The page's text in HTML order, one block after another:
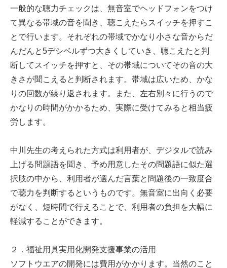
一般的な聴力チェックは、無音室でヘッドフォンをつけ
て異なる帯域の音を聞き、聴こえたらスイッチを押すこ
とで行います。それぞれの帯域でかなり小さな音からだ
んだんと5デシベルずつ大きくしていき、聴こえたと判
断してスイッチを押すと、その帯域についてその音の大
きさが聞こえると判断されます。帯域は広いため、かな
りの回数が繰り返されます。また、左右別々に行うので
かなりの時間がかかるため、実際に受けてみると相当疲
労します。
中川先生の考えられた方式は利用者が、デジタルで読み
上げる問題語を聞き、予め用意したその問題語に似た選
択肢の中から、利用者が選んだ言葉と問題後の一致度合
で聴力を判断するというものです。無音室に出向く必要
がなく、短時間で行えることで、利用者の負担を大幅に
軽減することができます。
２．福祉用具実用化開発支援事業の活用
ソフトウエアの開発には費用がかかります。当然のこと